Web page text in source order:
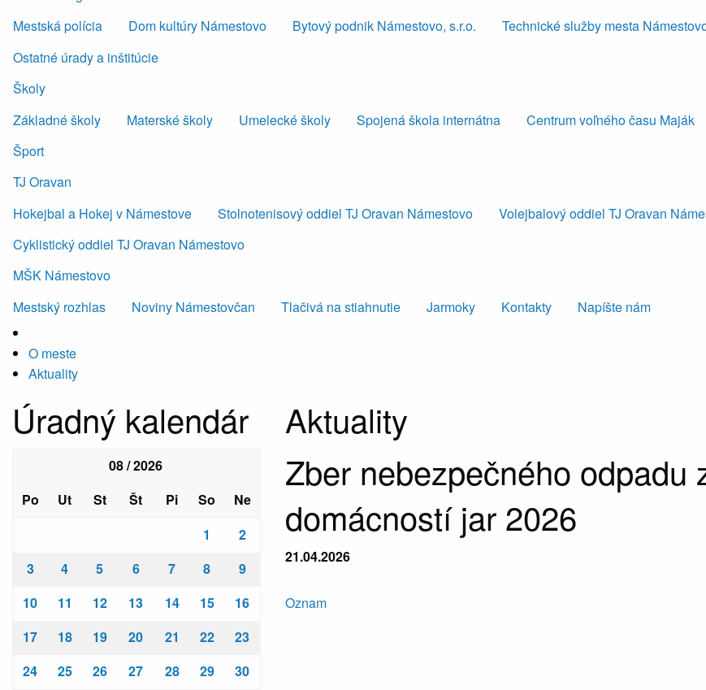
Mestská polícia
Dom kultúry Námestovo Bytový podnik Námestovo, s.r.o. Technické služby mesta
Ostatné úrady a inštitúcie
Školy
Základné školy
Materské školy Umelecké školy Spojená škola internátna Centrum voľného času Maják
Šport
TJ Oravan
Hokejbal a Hokej v Námestove
Stolnotenisový oddiel TJ Oravan Námestovo Volejbalový oddiel TJ Oravan
Cyklistický oddiel TJ Oravan Námestovo
MŠK Námestovo
Mestský rozhlas
Noviny Námestovčan Tlačivá na stiahnutie Jarmoky Kontakty Napíšte nám
O meste
Aktuality
Úradný kalendár
08 / 2026
Po
Ut St Št Pi So
Ne
1
2
3
4 5 6 7 8
9
10
11 12 13 14 15
16
17
18 19 20 21 22
23
24
25 26 27 28 29
30
Aktuality
Zber nebezpečného odpadu
domácností jar 2026
21.04.2026
Oznam